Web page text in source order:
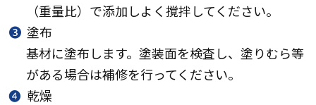
（重量比）で添加しよく撹拌してください。
❸ 塗布
基材に塗布します。塗装面を検査し、塗りむら等
がある場合は補修を行ってください。
❹ 乾燥